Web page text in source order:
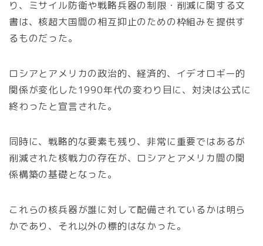
り、ミサイル防衛や戦略兵器の制限・削減に関する文
書は、核超大国間の相互抑止のための枠組みを提供す
るものだった。
ロシアとアメリカの政治的、経済的、イデオロギー的
関係が変化した1990年代の変わり目に、対決は公式に
終わったと宣言された。
同時に、戦略的な要素も残り、非常に重要ではあるが
削減された核戦力の存在が、ロシアとアメリカ間の関
係構築の基礎となった。
これらの核兵器が誰に対して配備されているかは明ら
かであり、それ以外の標的はなかった。